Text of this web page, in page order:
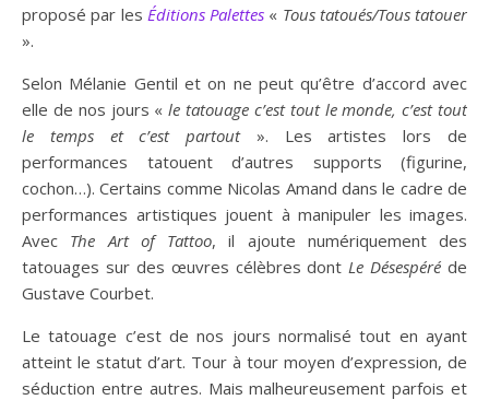
proposé par les Éditions Palettes « Tous tatoués/Tous tatouer
».
Selon Mélanie Gentil et on ne peut qu’être d’accord avec
elle de nos jours «le tatouage c’est tout le monde, c’est tout
le temps et c’est partout». Les artistes lors de
performances tatouent d’autres supports (figurine,
cochon…). Certains comme Nicolas Amand dans le cadre de
performances artistiques jouent à manipuler les images.
Avec The Art of Tattoo, il ajoute numériquement des
tatouages sur des œuvres célèbres dont Le Désespéré de
Gustave Courbet.
Le tatouage c’est de nos jours normalisé tout en ayant
atteint le statut d’art. Tour à tour moyen d’expression, de
séduction entre autres. Mais malheureusement parfois et